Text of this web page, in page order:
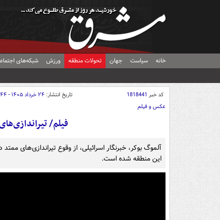
خانه سیاست جهان تحولات منطقه ورزش شبکه‌های
کد خبر 1818441 تاریخ انتشار: ۲۴ خرداد ۱۴۰۵ - ۲۲:۴۴
عکس و فیلم
فیلم/
آلموگ بوکر، خبرنگار اسرائیلی، از وقوع تیراندازی‌های
این منطقه شده است.